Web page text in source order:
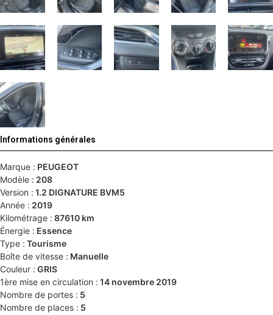
Informations générales
Marque : PEUGEOT
Modèle : 208
Version : 1.2 DIGNATURE BVM5
Année : 2019
Kilométrage : 87610 km
Énergie : Essence
Type : Tourisme
Boîte de vitesse : Manuelle
Couleur : GRIS
1ère mise en circulation : 14 novembre 2019
Nombre de portes : 5
Nombre de places : 5